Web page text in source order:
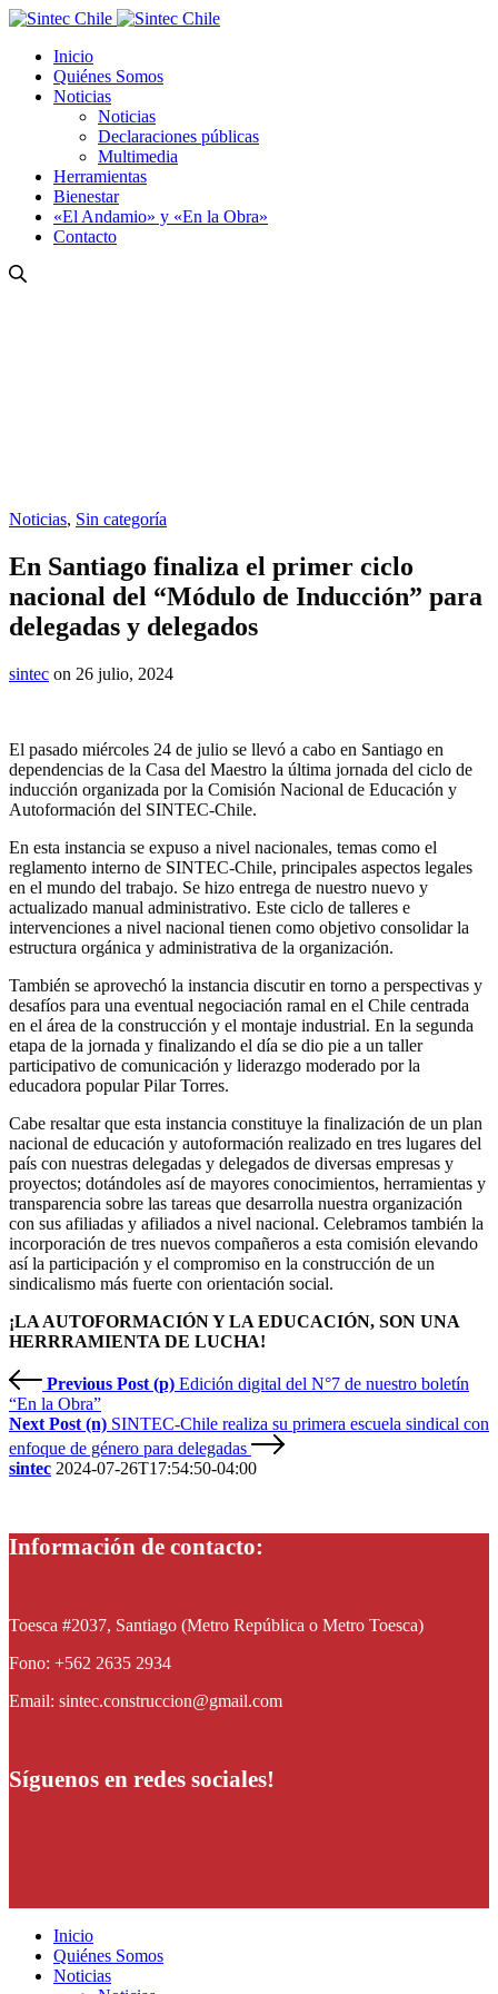
Inicio
Quiénes Somos
Noticias
Noticias
Declaraciones públicas
Multimedia
Herramientas
Bienestar
«El Andamio» y «En la Obra»
Contacto
Noticias, Sin categoría
En Santiago finaliza el primer ciclo
nacional del “Módulo de Inducción” para
delegadas y delegados
sintec on 26 julio, 2024
El pasado miércoles 24 de julio se llevó a cabo en Santiago en
dependencias de la Casa del Maestro la última jornada del ciclo de
inducción organizada por la Comisión Nacional de Educación y
Autoformación del SINTEC-Chile.
En esta instancia se expuso a nivel nacionales, temas como el
reglamento interno de SINTEC-Chile, principales aspectos legales
en el mundo del trabajo. Se hizo entrega de nuestro nuevo y
actualizado manual administrativo. Este ciclo de talleres e
intervenciones a nivel nacional tienen como objetivo consolidar la
estructura orgánica y administrativa de la organización.
También se aprovechó la instancia discutir en torno a perspectivas y
desafíos para una eventual negociación ramal en el Chile centrada
en el área de la construcción y el montaje industrial. En la segunda
etapa de la jornada y finalizando el día se dio pie a un taller
participativo de comunicación y liderazgo moderado por la
educadora popular Pilar Torres.
Cabe resaltar que esta instancia constituye la finalización de un plan
nacional de educación y autoformación realizado en tres lugares del
país con nuestras delegadas y delegados de diversas empresas y
proyectos; dotándoles así de mayores conocimientos, herramientas y
transparencia sobre las tareas que desarrolla nuestra organización
con sus afiliadas y afiliados a nivel nacional. Celebramos también la
incorporación de tres nuevos compañeros a esta comisión elevando
así la participación y el compromiso en la construcción de un
sindicalismo más fuerte con orientación social.
¡LA AUTOFORMACIÓN Y LA EDUCACIÓN, SON UNA
HERRRAMIENTA DE LUCHA!
Previous Post (p) Edición digital del N°7 de nuestro boletín
“En la Obra”
Next Post (n) SINTEC-Chile realiza su primera escuela sindical con
enfoque de género para delegadas
sintec 2024-07-26T17:54:50-04:00
Información de contacto:
Toesca #2037, Santiago (Metro República o Metro Toesca)
Fono: +562 2635 2934
Email: sintec.construccion@gmail.com
Síguenos en redes sociales!
Inicio
Quiénes Somos
Noticias